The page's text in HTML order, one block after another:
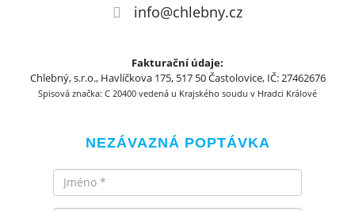
info@chlebny.cz
Fakturační údaje:
Chlebný, s.r.o., Havlíčkova 175, 517 50 Častolovice, IČ: 27462676
Spisová značka: C 20400 vedená u Krajského soudu v Hradci Králové
NEZÁVAZNÁ POPTÁVKA